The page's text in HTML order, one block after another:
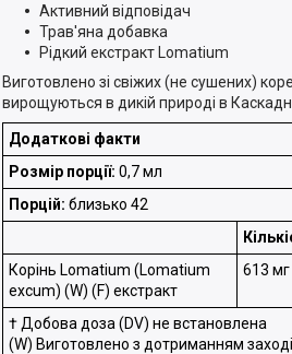
Активний відповідач
Трав'яна добавка
Рідкий екстракт Lomatium
Виготовлено зі свіжих (не сушених)
вирощуються в дикій природі в
Додаткові факти
Розмір порції: 0,7 мл
Порцій: близько 42
Корінь Lomatium (Lomatium
excum) (W) (F) екстракт
613 мг
† Добова доза (DV) не встановлена
(W) Виготовлено з дотриманням